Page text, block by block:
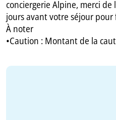
conciergerie Alpine, merci
jours avant votre séjour
À noter
•Caution : Montant de la